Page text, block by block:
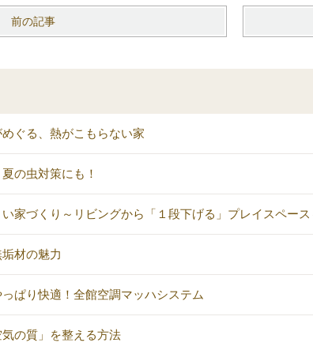
前の記事
ぐる、熱がこもらない家
の虫対策にも！
家づくり～リビングから「１段下げる」プレイスペース
材の魅力
ぱり快適！全館空調マッハシステム
の質」を整える方法